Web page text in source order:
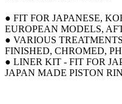
● FIT FOR JAPANESE,
EUROPEAN MODELS,
● VARIOUS
FINISHED, CHROMED,
● LINER KIT - FIT FOR
JAPAN MADE PISTON